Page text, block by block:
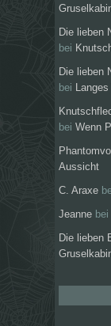
Die lieben
bei
Die lieben
bei
bei Wenn
Aussicht
C. Araxe
Jeanne bei
Die lieben